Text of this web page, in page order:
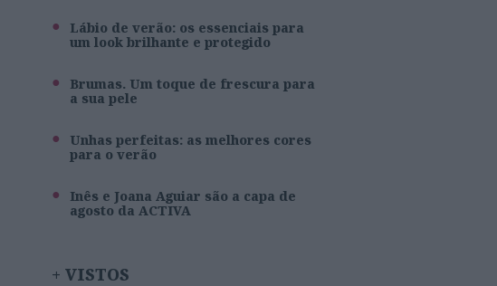
Lábio de verão: os essenciais para
um look brilhante e protegido
Brumas. Um toque de frescura para
a sua pele
Unhas perfeitas: as melhores cores
para o verão
Inês e Joana Aguiar são a capa de
agosto da ACTIVA
+ VISTOS